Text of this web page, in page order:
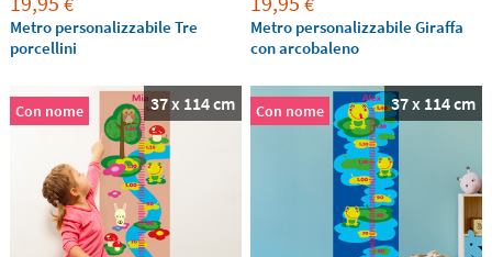
Metro personalizzabile Tre
porcellini
Metro personalizzabile Giraffa
con arcobaleno
Con nome 37 x 114 cm Con nome 37 x 114 cm